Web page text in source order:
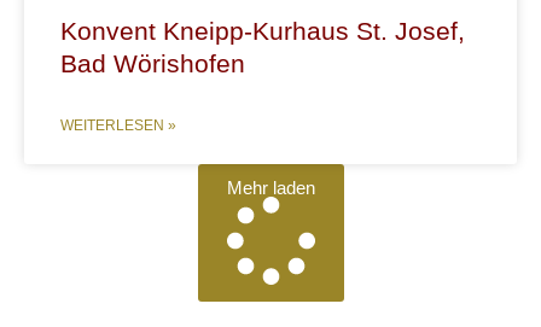
Konvent Kneipp-Kurhaus St. Josef,
Bad Wörishofen
WEITERLESEN »
Mehr laden